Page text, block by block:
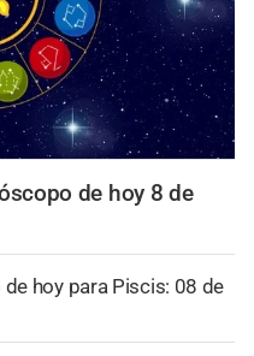
de hoy 8 de
hoy para Piscis: 08 de